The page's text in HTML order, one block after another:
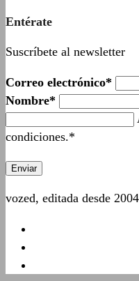
Entérate
Suscríbete al newsletter
Correo electrónico*
Nombre*
condiciones.*
vozed, editada desde